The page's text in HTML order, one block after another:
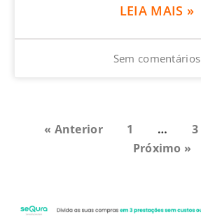
LEIA MAIS »
Sem comentários
« Anterior 1 … 3
Próximo »